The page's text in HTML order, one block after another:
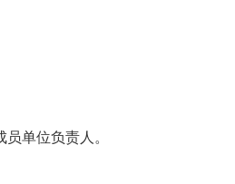
单位负责人。